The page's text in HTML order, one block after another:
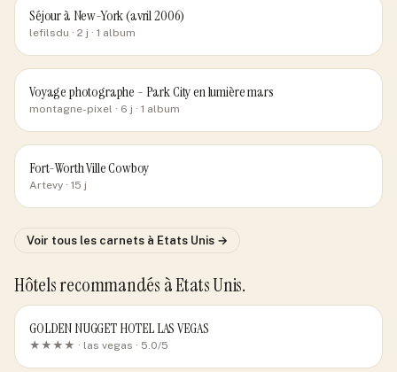
Séjour à New-York (avril 2006)
lefilsdu · 2 j · 1 album
Voyage photographe - Park City en lumière mars
montagne-pixel · 6 j · 1 album
Fort-Worth Ville Cowboy
Artevy · 15 j
Voir tous les carnets à Etats Unis →
Hôtels recommandés à Etats Unis.
GOLDEN NUGGET HOTEL LAS VEGAS
★★★★ · las vegas · 5.0/5